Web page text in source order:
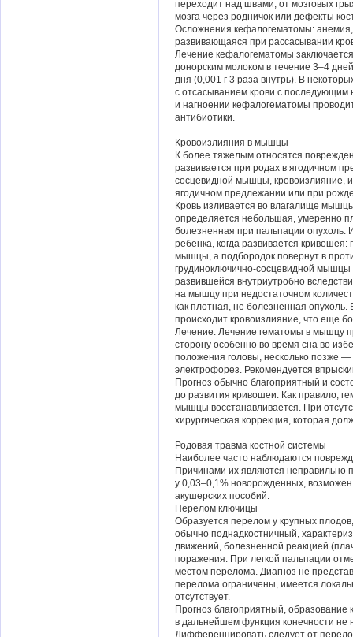
переходит над швами; от мозговых
мозга через родничок или дефекты
Осложнения кефалогематомы: анемия,
развивающаяся при рассасывании
Лечение кефалогематомы
донорским молоком в течение 3–4
дня (0,001 г 3 раза внутрь). В
с отсасыванием крови с
и нагноении кефалогематомы
антибиотики.
Кровоизлияния в мышцы
К более тяжелым относятся
развивается при родах в ягодичном
сосцевидной мышцы, кровоизлияние,
ягодичном предлежании или при
Кровь изливается во влагалище
определяется небольшая, умеренно
болезненная при пальпации опухоль.
ребенка, когда развивается
мышцы, а подбородок повернут в
грудиноключично-сосцевидной
развившейся внутриутробно
на мышцу при недостаточном
как плотная, не болезненная
происходит кровоизлияние, что еще
Лечение: Лечение гематомы в мышцу
сторону особенно во время сна во
положения головы, несколько позже
электрофорез. Рекомендуется
Прогноз обычно благоприятный и
до развития кривошеи. Как правило,
мышцы восстанавливается. При
хирургическая коррекция, которая
Родовая травма костной системы
Наиболее часто наблюдаются
Причинами их являются неправильно
у 0,03–0,1% новорожденных,
акушерских пособий.
Перелом ключицы
Образуется перелом у крупных
обычно поднадкостничный,
движений, болезненной реакцией
поражения. При легкой пальпации
местом перелома. Диагноз не
перелома ограничены, имеется
отсутствует.
Прогноз благоприятный,
в дальнейшем функция конечности не
Дифференцировать следует от